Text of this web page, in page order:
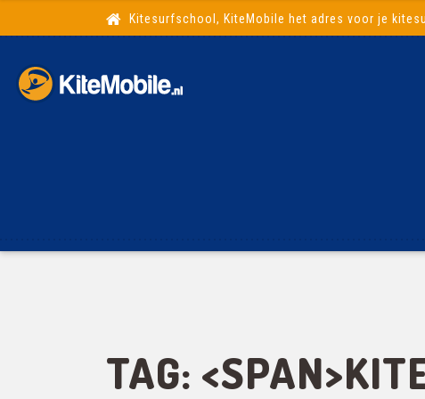
Kitesurfschool, KiteMobile het adres voor je
TAG: